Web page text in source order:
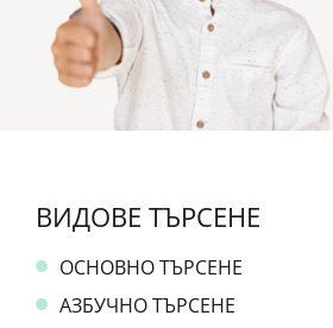
ВИДОВЕ ТЪРСЕНЕ
ОСНОВНО ТЪРСЕНЕ
АЗБУЧНО ТЪРСЕНЕ